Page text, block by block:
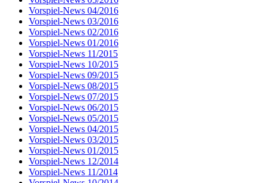
Vorspiel-News 04/2016
Vorspiel-News 03/2016
Vorspiel-News 02/2016
Vorspiel-News 01/2016
Vorspiel-News 11/2015
Vorspiel-News 10/2015
Vorspiel-News 09/2015
Vorspiel-News 08/2015
Vorspiel-News 07/2015
Vorspiel-News 06/2015
Vorspiel-News 05/2015
Vorspiel-News 04/2015
Vorspiel-News 03/2015
Vorspiel-News 01/2015
Vorspiel-News 12/2014
Vorspiel-News 11/2014